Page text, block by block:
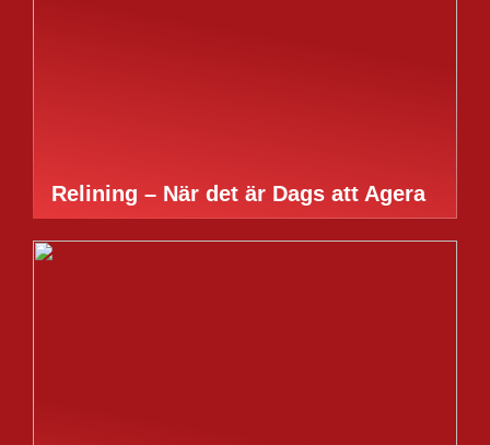
Relining – När det är Dags att Agera